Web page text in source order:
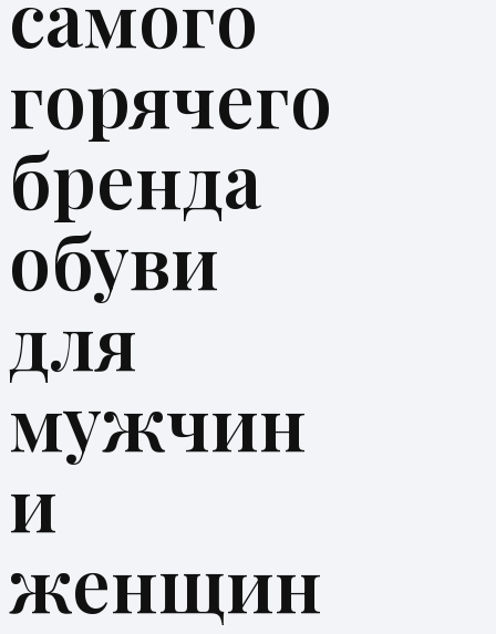
горячего
бренда
обуви
для
мужчин
и
женщин